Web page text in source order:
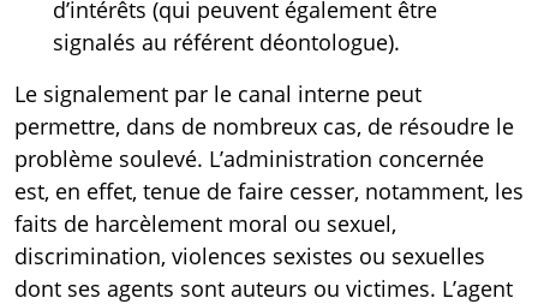
d’intérêts (qui peuvent également être
signalés au référent déontologue).
Le signalement par le canal interne peut
permettre, dans de nombreux cas, de résoudre le
problème soulevé. L’administration concernée
est, en effet, tenue de faire cesser, notamment, les
faits de harcèlement moral ou sexuel,
discrimination, violences sexistes ou sexuelles
dont ses agents sont auteurs ou victimes. L’agent